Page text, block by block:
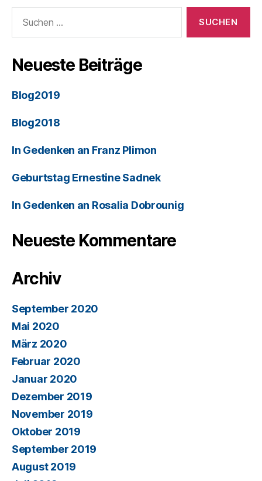
Neueste Beiträge
Blog2019
Blog2018
In Gedenken an Franz Plimon
Geburtstag Ernestine Sadnek
In Gedenken an Rosalia Dobrounig
Neueste Kommentare
Archiv
September 2020
Mai 2020
März 2020
Februar 2020
Januar 2020
Dezember 2019
November 2019
Oktober 2019
September 2019
August 2019